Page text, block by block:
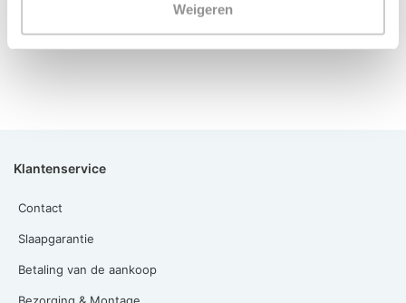
Weigeren
Klantenservice
Contact
Slaapgarantie
Betaling van de aankoop
Bezorging & Montage